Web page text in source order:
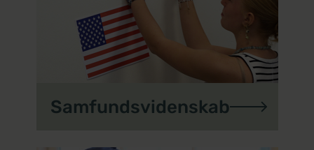
Samfundsvidenskab